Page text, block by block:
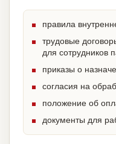
правила
трудовые
для сотрудников
приказы о
согласия на
положение об
документы для